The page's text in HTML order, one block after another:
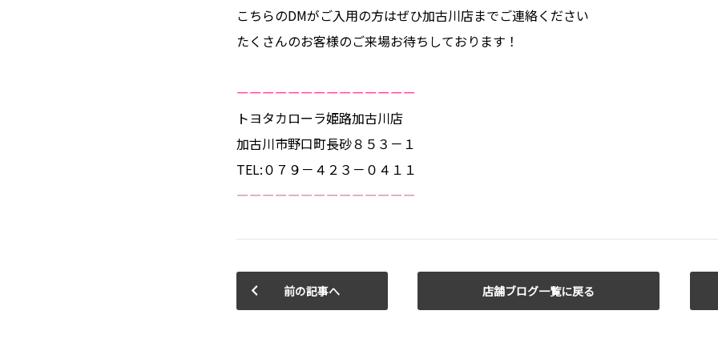
こちらのDMがご入用の方はぜひ加古川店までご連絡ください
たくさんのお客様のご来場お待ちしております！
ーーーーーーーーーーーーーー
トヨタカローラ姫路加古川店
加古川市野口町長砂８５３－１
TEL:０７９－４２３－０４１１
ーーーーーーーーーーーーーー
前の記事へ 店舗ブログ一覧に戻る